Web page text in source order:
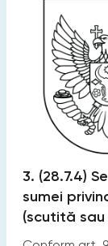
3. (28.7.4)
sumei
(scutită